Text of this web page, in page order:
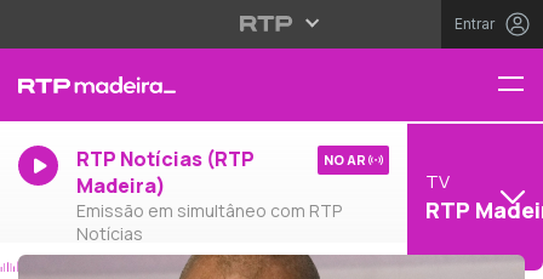
Entrar
RTP Notícias (RTP
Madeira)
Emissão em simultâneo com RTP
Notícias
NO AR
TV
RTP